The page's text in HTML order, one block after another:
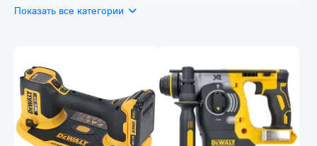
Шуруповерты
Перфораторы
Гайковерты
Винтоверты
Показать все категории